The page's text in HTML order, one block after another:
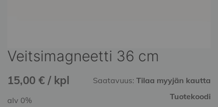
Veitsimagneetti 36 cm
15,00 € / kpl Saatavuus: Tilaa myyjän kautta
Tuotekoodi
alv 0%
Skip
to
the
beginning
of